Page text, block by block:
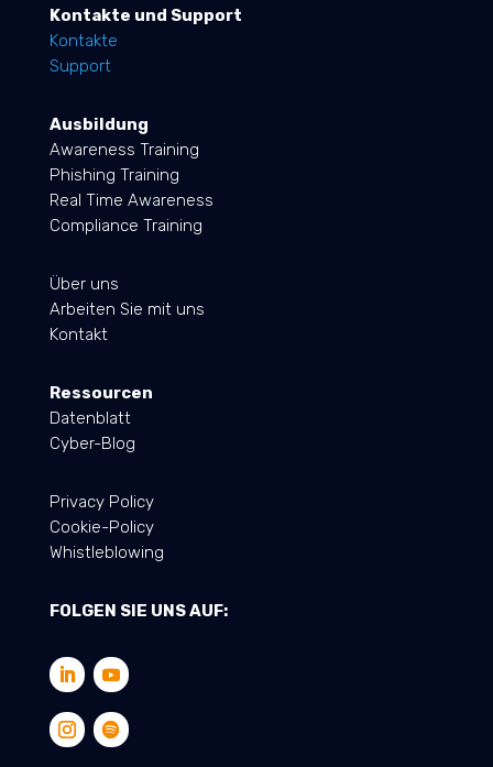
Kontakte und Support
Kontakte
Support
Ausbildung
Awareness Training
Phishing Training
Real Time Awareness
Compliance Training
Über uns
Arbeiten Sie mit uns
Kontakt
Ressourcen
Datenblatt
Cyber-Blog
Privacy Policy
Cookie-Policy
Whistleblowing
FOLGEN SIE UNS AUF: